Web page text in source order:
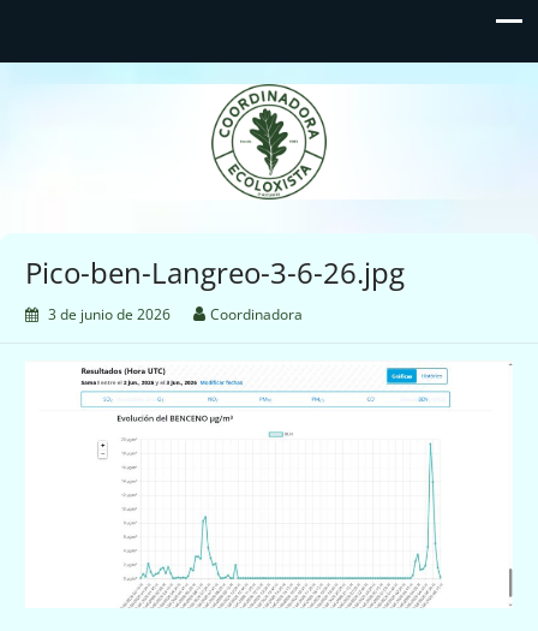
Coordinadora Ecoloxista
d'Asturies
Pico-ben-Langreo-3-6-26.jpg
3 de junio de 2026 Coordinadora